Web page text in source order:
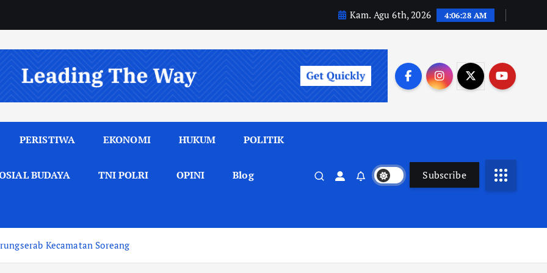
Kam. Agu 6th, 2026 4:06:29 AM
PERISTIWA EKONOMI HUKUM POLITIK
BUDAYA TNI POLRI OPINI Blog Subscribe
Kecamatan Soreang